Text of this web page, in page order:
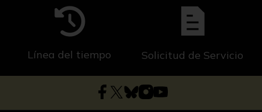
Línea del tiempo Solicitud de Servicio